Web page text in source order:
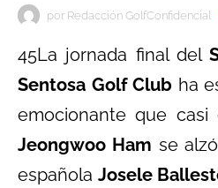
por Redacción GolfConfidencial
45La jornada final del
Sentosa Golf Club ha
emocionante que
Jeongwoo Ham se
española Josele